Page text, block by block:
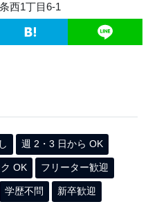
西1丁目6-1
週 2・3 日から OK
OK フリーター歓迎
学歴不問 新卒歓迎